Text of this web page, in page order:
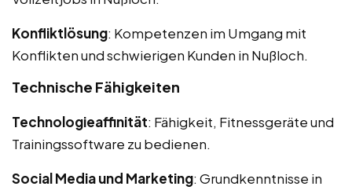
Konfliktlösung: Kompetenzen im Umgang mit
Konflikten und schwierigen Kunden in Nußloch.
Technische Fähigkeiten
Technologieaffinität: Fähigkeit, Fitnessgeräte und
Trainingssoftware zu bedienen.
Social Media und Marketing: Grundkenntnisse in